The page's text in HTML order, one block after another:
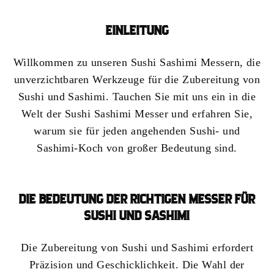
EINLEITUNG
Willkommen zu unseren Sushi Sashimi Messern, die
unverzichtbaren Werkzeuge für die Zubereitung von
Sushi und Sashimi. Tauchen Sie mit uns ein in die
Welt der Sushi Sashimi Messer und erfahren Sie,
warum sie für jeden angehenden Sushi- und
Sashimi-Koch von großer Bedeutung sind.
DIE BEDEUTUNG DER RICHTIGEN MESSER FÜR
SUSHI UND SASHIMI
Die Zubereitung von Sushi und Sashimi erfordert
Präzision und Geschicklichkeit. Die Wahl der